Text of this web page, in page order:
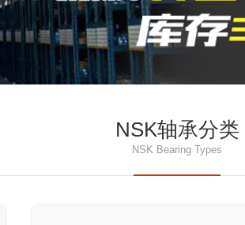
NSK轴承分类
NSK Bearing Types